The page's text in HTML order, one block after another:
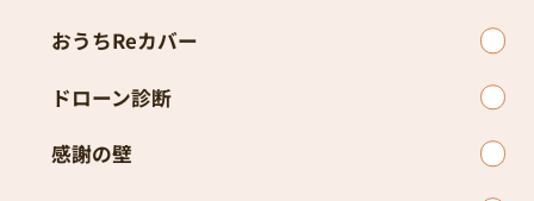
おうちReカバー
ドローン診断
感謝の壁